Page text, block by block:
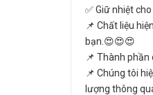
✅ Giữ nhiệt
📌 Chất liệu
bạn.😍😍😍
📌 Thành
📌 Chúng tôi
lượng thông